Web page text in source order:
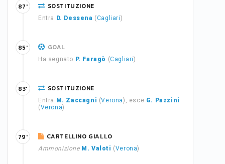
SOSTITUZIONE
Entra D. Dessena (Cagliari)
87'
GOAL
Ha segnato P. Faragò (Cagliari)
85'
SOSTITUZIONE
Entra M. Zaccagni (Verona), esce G. Pazzini
(Verona)
83'
CARTELLINO GIALLO
Ammonizione M. Valoti (Verona)
79'